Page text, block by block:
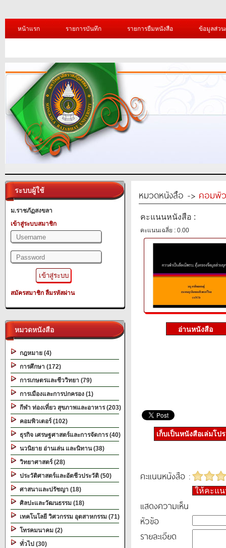
หน้าแรก รายการบันทึก รายการยืมหนังสือ ข้อมูลส่ว
ระบบผู้ใช้
ม.ราชภัฏสงขลา
เข้าสู่ระบบสมาชิก
สมัครสมาชิก ลืมรหัสผ่าน
หมวดหนังสือ
กฎหมาย (4)
การศึกษา (172)
การเกษตรและชีววิทยา (79)
การเมืองและการปกครอง (1)
กีฬา ท่องเที่ยว สุขภาพและอาหาร (203)
คอมพิวเตอร์ (102)
ธุรกิจ เศรษฐศาสตร์และการจัดการ (40)
นวนิยาย อ่านเล่น และนิทาน (38)
วิทยาศาสตร์ (28)
ประวัติศาสตร์และอัตชีวประวัติ (50)
ศาสนาและปรัชญา (18)
ศิลปะและวัฒนธรรม (18)
เทคโนโลยี วิศวกรรม อุตสาหกรรม (71)
โทรคมนาคม (2)
ทั่วไป (30)
หมวดหนังสือ -> คอมพิ
คะแนนหนังสือ :
คะแนนเฉลี่ย : 0.00
เก็บเป็นหนังสือเล่มโป
คะแนนหนังสือ :
ให้คะแ
แสดงความเห็น
หัวข้อ
รายละเอียด